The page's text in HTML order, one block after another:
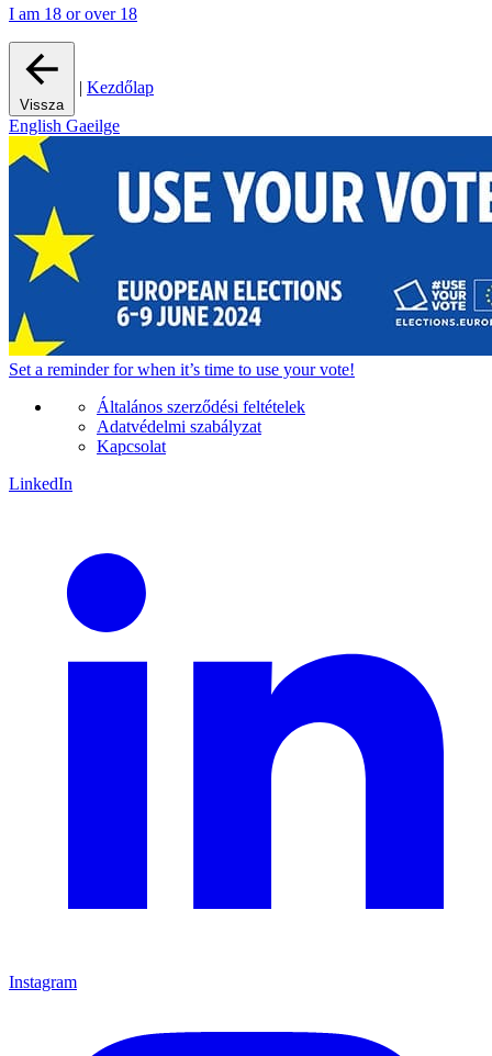
I am 18 or over 18
Vissza
| Kezdőlap
English Gaeilge
Set a reminderfor when it’s time to use your vote!
Általános szerződési feltételek
Adatvédelmi szabályzat
Kapcsolat
LinkedIn
Instagram